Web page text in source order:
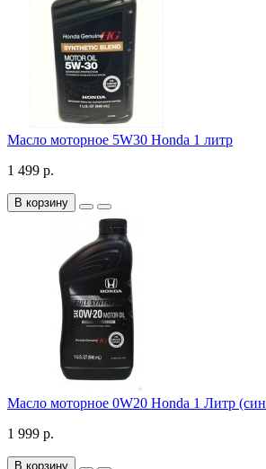
Масло моторное 5W30 Honda 1 литр
1 499 р.
В корзину
Масло моторное 0W20 Honda 1 Литр
1 999 р.
В корзину